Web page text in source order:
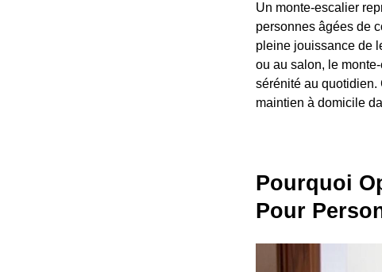
Un monte-escalier
personnes âgées de
pleine jouissance de
ou au salon, le
sérénité au quotidien.
maintien à domicile
Pourquoi
Pour